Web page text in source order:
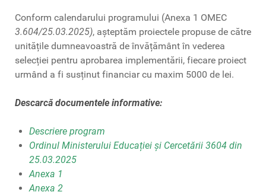
Conform calendarului programului (Anexa 1 OMEC
3.604/25.03.2025), așteptăm proiectele propuse de către
unitățile dumneavoastră de învățământ în vederea
selecției pentru aprobarea implementării, fiecare proiect
urmând a fi susținut financiar cu maxim 5000 de lei.
Descarcă documentele informative:
Descriere program
Ordinul Ministerului Educației și Cercetării 3604 din
25.03.2025
Anexa 1
Anexa 2